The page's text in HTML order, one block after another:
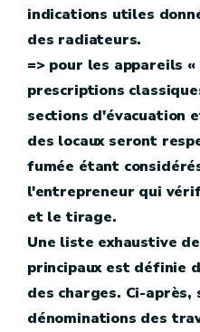
indications utiles
des radiateurs.
=> pour les appareils «
prescriptions
sections d'évacuation
des locaux seront
fumée étant
l'entrepreneur qui
et le tirage.
Une liste exhaustive
principaux est définie
des charges. Ci-
dénominations des